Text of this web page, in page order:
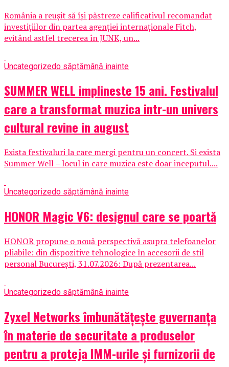
România a reușit să își păstreze calificativul recomandat
investițiilor din partea agenției internaționale Fitch,
evitând astfel trecerea în JUNK, un...
Uncategorizedo săptămână inainte
SUMMER WELL implineste 15 ani. Festivalul
care a transformat muzica intr-un univers
cultural revine in august
Exista festivaluri la care mergi pentru un concert. Si exista
Summer Well – locul in care muzica este doar inceputul....
Uncategorizedo săptămână inainte
HONOR Magic V6: designul care se poartă
HONOR propune o nouă perspectivă asupra telefoanelor
pliabile: din dispozitive tehnologice în accesorii de stil
personal București, 31.07.2026: După prezentarea...
Uncategorizedo săptămână inainte
Zyxel Networks îmbunătățește guvernanța
în materie de securitate a produselor
pentru a proteja IMM-urile și furnizorii de